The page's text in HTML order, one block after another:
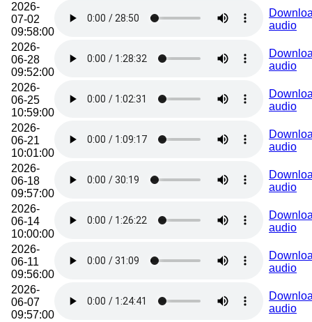
2026-
07-02
09:58:00
audio
2026-
06-28
09:52:00
audio
2026-
06-25
10:59:00
audio
2026-
06-21
10:01:00
audio
2026-
06-18
09:57:00
audio
2026-
06-14
10:00:00
audio
2026-
06-11
09:56:00
audio
2026-
06-07
09:57:00
audio